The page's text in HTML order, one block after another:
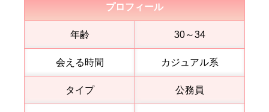
プロフィール
年齢 30～34
会える時間 カジュアル系
タイプ 公務員